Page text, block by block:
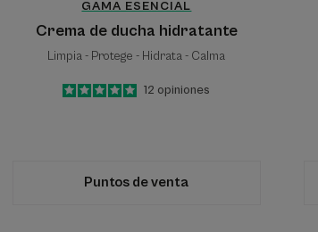
GAMA ESENCIAL
Crema de ducha hidratante
Limpia - Protege - Hidrata - Calma
5
/
5
12 opiniones
Puntos de venta